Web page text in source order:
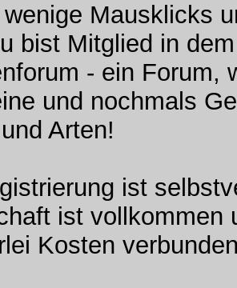
Mausklicks
bist Mitglied in
- ein Forum,
und nochmals
Arten!
ist
ist vollkommen
Kosten